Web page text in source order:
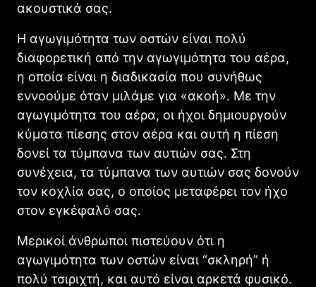
ακουστικά σας.
Η αγωγιμότητα των οστών είναι πολύ
διαφορετική από την αγωγιμότητα του αέρα,
η οποία είναι η διαδικασία που συνήθως
εννοούμε όταν μιλάμε για «ακοή». Με την
αγωγιμότητα του αέρα, οι ήχοι δημιουργούν
κύματα πίεσης στον αέρα και αυτή η πίεση
δονεί τα τύμπανα των αυτιών σας. Στη
συνέχεια, τα τύμπανα των αυτιών σας δονούν
τον κοχλία σας, ο οποίος μεταφέρει τον ήχο
στον εγκέφαλό σας.
Μερικοί άνθρωποι πιστεύουν ότι η
αγωγιμότητα των οστών είναι “σκληρή” ή
πολύ τσιριχτή, και αυτό είναι αρκετά φυσικό.